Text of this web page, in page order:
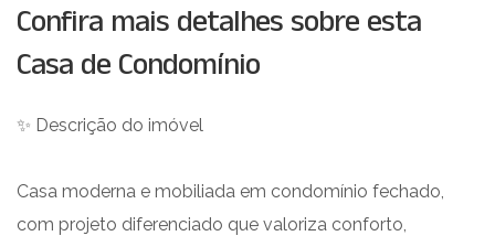
Confira mais detalhes sobre esta
Casa de Condomínio
✨ Descrição do imóvel
Casa moderna e mobiliada em condomínio fechado,
com projeto diferenciado que valoriza conforto,